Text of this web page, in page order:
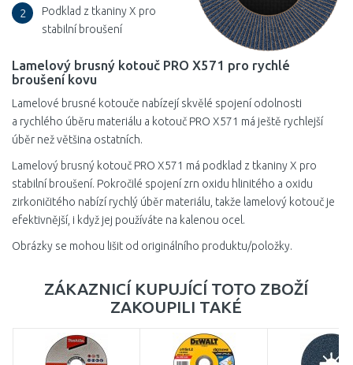
2
Podklad z tkaniny X pro
stabilní broušení
Lamelový brusný kotouč PRO X571 pro rychlé
broušení kovu
Lamelové brusné kotouče nabízejí skvělé spojení odolnosti
a rychlého úběru materiálu a kotouč PRO X571 má ještě rychlejší
úběr než většina ostatních.
Lamelový brusný kotouč PRO X571 má podklad z tkaniny X pro
stabilní broušení. Pokročilé spojení zrn oxidu hlinitého a oxidu
zirkoničitého nabízí rychlý úběr materiálu, takže lamelový kotouč je
efektivnější, i když jej používáte na kalenou ocel.
Obrázky se mohou lišit od originálního produktu/položky.
ZÁKAZNICÍ KUPUJÍCÍ TOTO ZBOŽÍ
ZAKOUPILI TAKÉ